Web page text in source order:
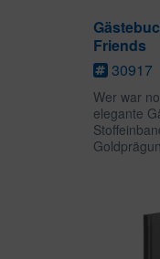
Friends
30917
Wer war
elegante
leeren